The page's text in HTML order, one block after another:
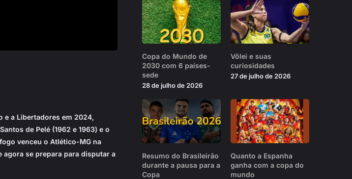
e a Libertadores em 2024,
de Pelé (1962 e 1963) e o
venceu o Atlético-MG na
se prepara para disputar a
Copa do Mundo de
2030 com 6 países-
sede
28 de julho de 2026
Vôlei e suas
curiosidades
27 de julho de 2026
Resumo do Brasileirão
durante a pausa para a
Copa
Quanto a Espanha
ganha com a copa do
mundo